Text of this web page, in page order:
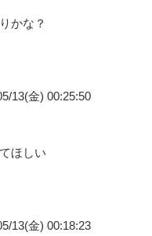
かな？
13(金) 00:25:50
ほしい
13(金) 00:18:23